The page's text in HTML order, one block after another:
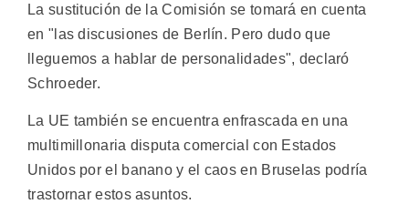
La sustitución de la Comisión se tomará en cuenta
en "las discusiones de Berlín. Pero dudo que
lleguemos a hablar de personalidades", declaró
Schroeder.
La UE también se encuentra enfrascada en una
multimillonaria disputa comercial con Estados
Unidos por el banano y el caos en Bruselas podría
trastornar estos asuntos.